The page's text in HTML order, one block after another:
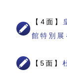
【4面】
館特別展
【5面】